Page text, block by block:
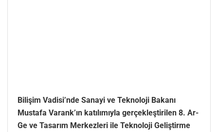
Bilişim Vadisi’nde Sanayi ve Teknoloji Bakanı
Mustafa Varank’ın katılımıyla gerçekleştirilen 8. Ar-
Ge ve Tasarım Merkezleri ile Teknoloji Geliştirme